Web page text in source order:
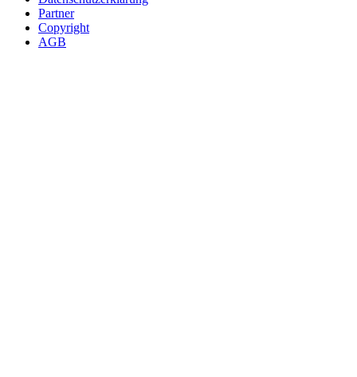
Partner
Copyright
AGB